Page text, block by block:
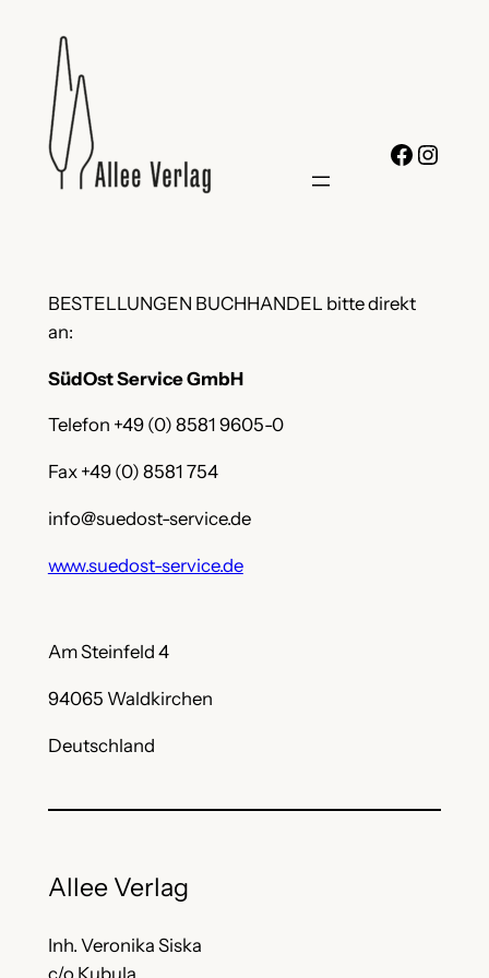
springen
BESTELLUNGEN BUCHHANDEL bitte direkt
an:
SüdOst Service GmbH
Telefon +49 (0) 8581 9605-0
Fax +49 (0) 8581 754
info@suedost-service.de
www.suedost-service.de
Am Steinfeld 4
94065 Waldkirchen
Deutschland
Allee Verlag
Inh. Veronika Siska
c/o Kubula